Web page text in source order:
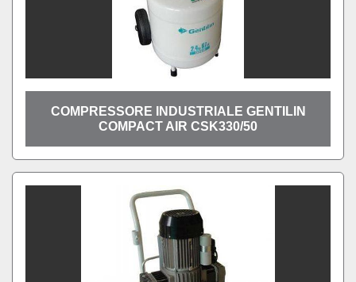
COMPRESSORE INDUSTRIALE GENTILIN
COMPACT AIR CSK330/50